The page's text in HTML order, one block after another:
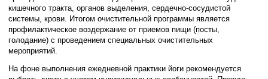
кишечного тракта, органов выделения, сердечно-сосудистой
системы, крови. Итогом очистительной программы является
профилактическое воздержание от приемов пищи (посты,
голодание) с проведением специальных очистительных
мероприятий.
На фоне выполнения ежедневной практики йоги рекомендуется